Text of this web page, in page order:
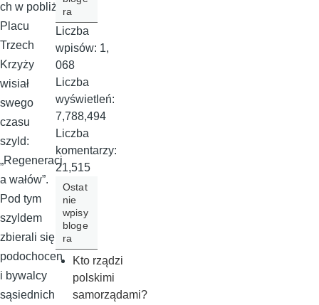
ch w pobliżu
Placu
Trzech
Krzyży
wisiał
swego
czasu
szyld:
„Regeneracj
a wałów”.
Pod tym
szyldem
zbierali się
podochocen
i bywalcy
sąsiednich
ra
Liczba
wpisów: 1,
068
Liczba
wyświetleń:
7,788,494
Liczba
komentarzy:
21,515
Ostat
nie
wpisy
bloge
ra
Kto rządzi
polskimi
samorządami?